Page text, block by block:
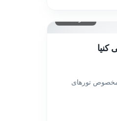
کنیا
مخصوص تورهای